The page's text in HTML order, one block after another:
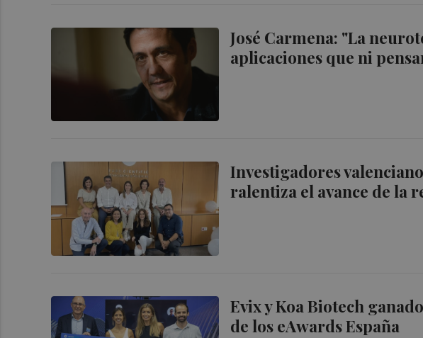
José Carmena: "La
aplicaciones que ni
Investigadores
ralentiza el avance de la
Evix y Koa Biotech
de los eAwards España